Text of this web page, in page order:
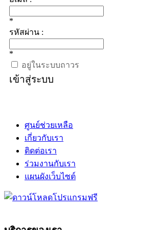
*
รหัสผ่าน :
*
อยู่ในระบบถาวร
เข้าสู่ระบบ
ศูนย์ช่วยเหลือ
เกี่ยวกับเรา
ติดต่อเรา
ร่วมงานกับเรา
แผนผังเว็บไซต์